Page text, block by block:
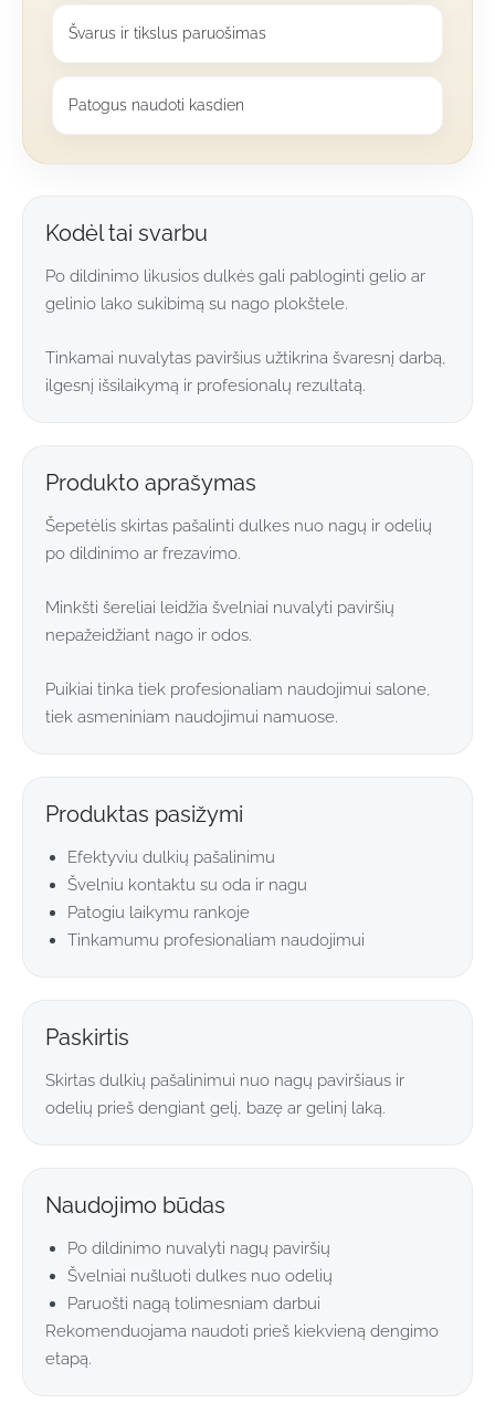
Švarus ir tikslus paruošimas
Patogus naudoti kasdien
Kodėl tai svarbu
Po dildinimo likusios dulkės gali pabloginti gelio ar
gelinio lako sukibimą su nago plokštele.
Tinkamai nuvalytas paviršius užtikrina švaresnį darbą,
ilgesnį išsilaikymą ir profesionalų rezultatą.
Produkto aprašymas
Šepetėlis skirtas pašalinti dulkes nuo nagų ir odelių
po dildinimo ar frezavimo.
Minkšti šereliai leidžia švelniai nuvalyti paviršių
nepažeidžiant nago ir odos.
Puikiai tinka tiek profesionaliam naudojimui salone,
tiek asmeniniam naudojimui namuose.
Produktas pasižymi
Efektyviu dulkių pašalinimu
Švelniu kontaktu su oda ir nagu
Patogiu laikymu rankoje
Tinkamumu profesionaliam naudojimui
Paskirtis
Skirtas dulkių pašalinimui nuo nagų paviršiaus ir
odelių prieš dengiant gelį, bazę ar gelinį laką.
Naudojimo būdas
Po dildinimo nuvalyti nagų paviršių
Švelniai nušluoti dulkes nuo odelių
Paruošti nagą tolimesniam darbui
Rekomenduojama naudoti prieš kiekvieną dengimo
etapą.